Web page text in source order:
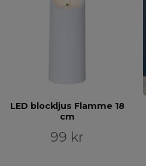
LED blockljus Flamme 18
cm
99 kr